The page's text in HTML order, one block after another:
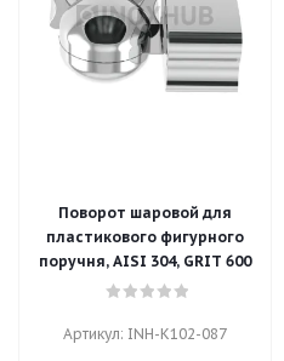
Поворот шаровой для
пластикового фигурного
поручня, AISI 304, GRIT 600
Артикул: INH-K102-087